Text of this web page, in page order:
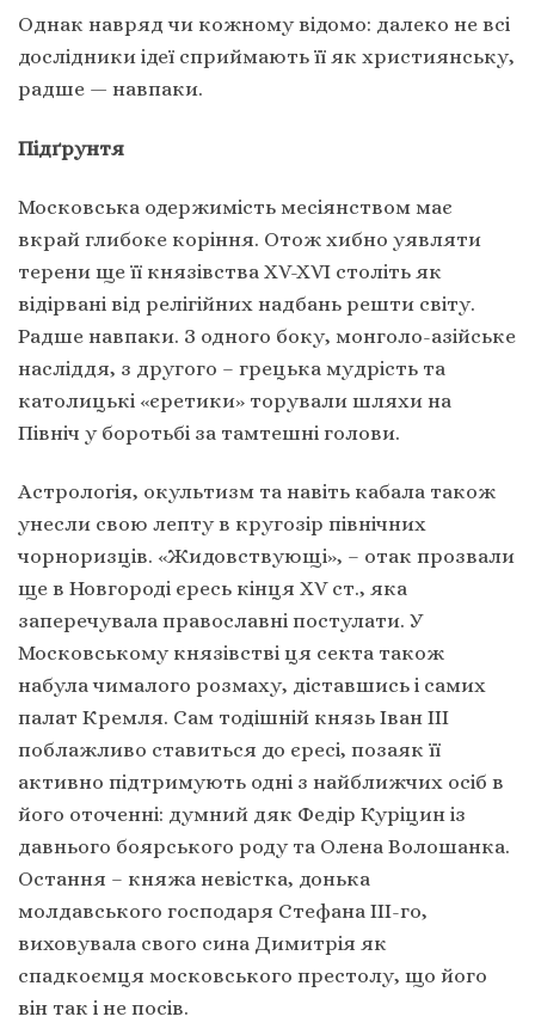
Однак навряд чи кожному відомо: далеко не всі
дослідники ідеї сприймають її як християнську,
радше — навпаки.
Підґрунтя
Московська одержимість месіянством має
вкрай глибоке коріння. Отож хибно уявляти
терени ще її князівства XV-XVI століть як
відірвані від релігійних надбань решти світу.
Радше навпаки. З одного боку, монголо-азійське
насліддя, з другого – грецька мудрість та
католицькі «єретики» торували шляхи на
Північ у боротьбі за тамтешні голови.
Астрологія, окультизм та навіть кабала також
унесли свою лепту в кругозір північних
чорноризців. «Жидовствующі», – отак прозвали
ще в Новгороді єресь кінця XV ст., яка
заперечувала православні постулати. У
Московському князівстві ця секта також
набула чималого розмаху, діставшись і самих
палат Кремля. Сам тодішній князь Іван ІІІ
поблажливо ставиться до єресі, позаяк її
активно підтримують одні з найближчих осіб в
його оточенні: думний дяк Федір Куріцин із
давнього боярського роду та Олена Волошанка.
Остання – княжа невістка, донька
молдавського господаря Стефана ІІІ-го,
виховувала свого сина Димитрія як
спадкоємця московського престолу, що його
він так і не посів.